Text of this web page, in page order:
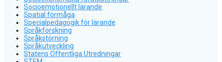
Socioemotionellt lärande
Spatial förmåga
Specialpedagogik för lärande
Språkforskning
Språkstörning
Språkutveckling
Statens Offentliga Utredningar